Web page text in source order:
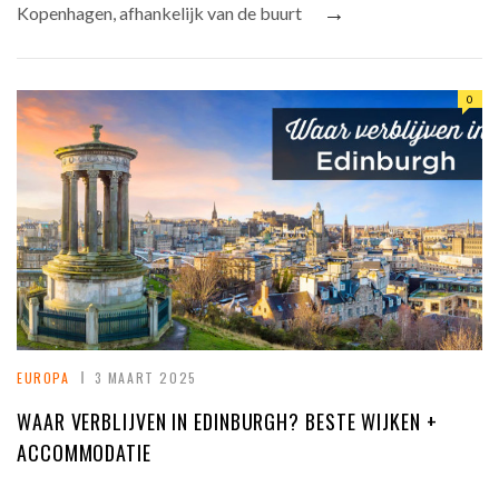
Kopenhagen, afhankelijk van de buurt
→
0
EUROPA 3 MAART 2025
WAAR VERBLIJVEN IN EDINBURGH? BESTE WIJKEN +
ACCOMMODATIE